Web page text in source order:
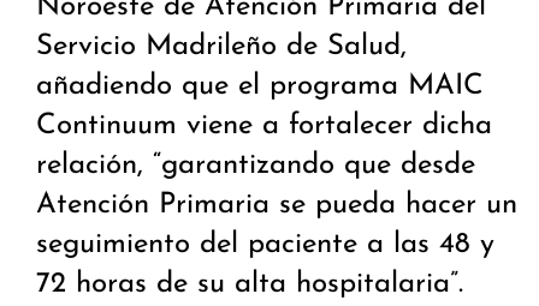
Noroeste de Atención Primaria del
Servicio Madrileño de Salud,
añadiendo que el programa MAIC
Continuum viene a fortalecer dicha
relación, “garantizando que desde
Atención Primaria se pueda hacer un
seguimiento del paciente a las 48 y
72 horas de su alta hospitalaria”.